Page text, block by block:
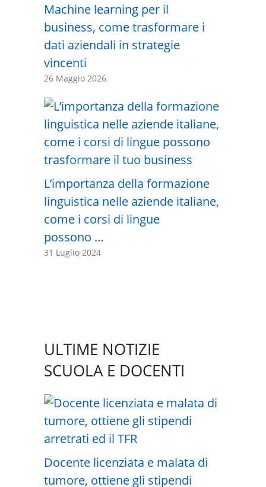
Machine learning per il
business, come trasformare i
dati aziendali in strategie
vincenti
26 Maggio 2026
L’importanza della formazione
linguistica nelle aziende italiane,
come i corsi di lingue
possono …
31 Luglio 2024
ULTIME NOTIZIE
SCUOLA E DOCENTI
Docente licenziata e malata di
tumore, ottiene gli stipendi